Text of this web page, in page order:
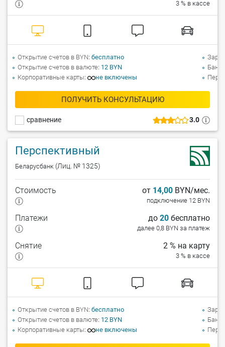
3.0
сравнение
3 % в кассе
ПОЛУЧИТЬ КОНСУЛЬТАЦИЮ
Открытие счетов в BYN бесплатно
Открытие счетов в валюте 12 BYN
Корпоративные карты
не включены
Перспективный
Беларусбанк (Лиц. № 1325)
Стоимость от 14,00 BYN/мес.
подключение 12 BYN
Платежи до 20 бесплатно
далее 0,8 BYN за платеж
Снятие 2 % на карту
3 % в кассе
Открытие счетов в BYN бесплатно
Открытие счетов в валюте 12 BYN
Корпоративные карты
не включены